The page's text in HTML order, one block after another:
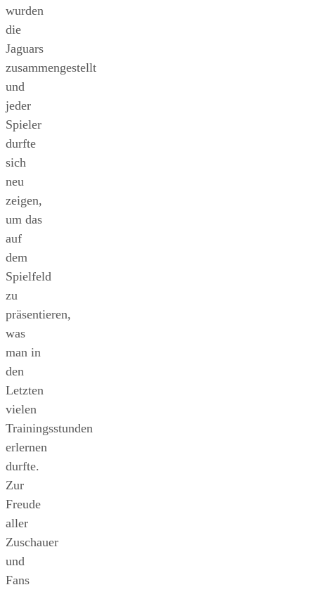
wurden
die
Jaguars
zusammengestellt
und
jeder
Spieler
durfte
sich
neu
zeigen,
um das
auf
dem
Spielfeld
zu
präsentieren,
was
man in
den
Letzten
vielen
Trainingsstunden
erlernen
durfte.
Zur
Freude
aller
Zuschauer
und
Fans